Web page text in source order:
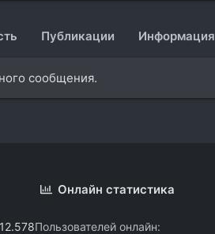
Публикации Информация
сообщения.
Онлайн статистика
Пользователей онлайн